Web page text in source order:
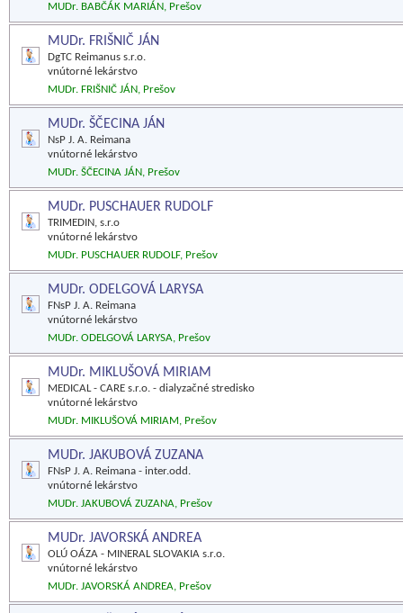
MUDr. BABČÁK MARIÁN, Prešov
MUDr. FRIŠNIČ JÁN
DgTC Reimanus s.r.o.
vnútorné lekárstvo
MUDr. FRIŠNIČ JÁN, Prešov
MUDr. ŠČECINA JÁN
NsP J. A. Reimana
vnútorné lekárstvo
MUDr. ŠČECINA JÁN, Prešov
MUDr. PUSCHAUER RUDOLF
TRIMEDIN, s.r.o
vnútorné lekárstvo
MUDr. PUSCHAUER RUDOLF, Prešov
MUDr. ODELGOVÁ LARYSA
FNsP J. A. Reimana
vnútorné lekárstvo
MUDr. ODELGOVÁ LARYSA, Prešov
MUDr. MIKLUŠOVÁ MIRIAM
MEDICAL - CARE s.r.o. - dialyzačné stredisko
vnútorné lekárstvo
MUDr. MIKLUŠOVÁ MIRIAM, Prešov
MUDr. JAKUBOVÁ ZUZANA
FNsP J. A. Reimana - inter.odd.
vnútorné lekárstvo
MUDr. JAKUBOVÁ ZUZANA, Prešov
MUDr. JAVORSKÁ ANDREA
OLÚ OÁZA - MINERAL SLOVAKIA s.r.o.
vnútorné lekárstvo
MUDr. JAVORSKÁ ANDREA, Prešov